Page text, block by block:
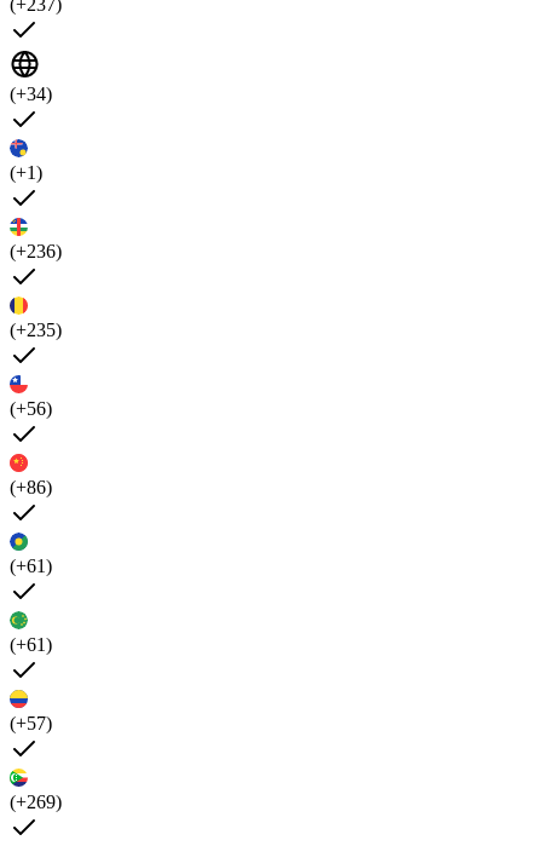
(+34)
(+1)
(+236)
(+235)
(+56)
(+86)
(+61)
(+61)
(+57)
(+269)